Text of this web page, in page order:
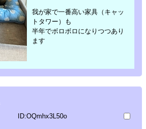
我が家で一番高い家具（キャッ
トタワー）も
半年でボロボロになりつつあり
ます
ID:OQmhx3L50o